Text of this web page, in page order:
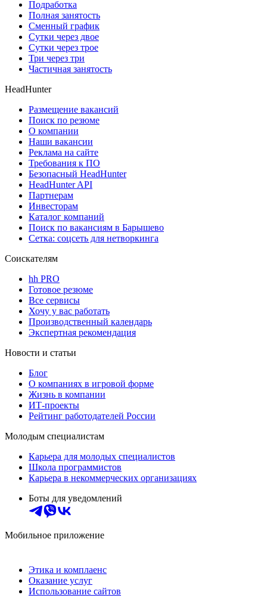
Подработка
Полная занятость
Сменный график
Сутки через двое
Сутки через трое
Три через три
Частичная занятость
HeadHunter
Размещение вакансий
Поиск по резюме
О компании
Наши вакансии
Реклама на сайте
Требования к ПО
Безопасный HeadHunter
HeadHunter API
Партнерам
Инвесторам
Каталог компаний
Поиск по вакансиям в Барышево
Сетка: соцсеть для нетворкинга
Соискателям
hh PRO
Готовое резюме
Все сервисы
Хочу у вас работать
Производственный календарь
Экспертная рекомендация
Новости и статьи
Блог
О компаниях в игровой форме
Жизнь в компании
ИТ-проекты
Рейтинг работодателей России
Молодым специалистам
Карьера для молодых специалистов
Школа программистов
Карьера в некоммерческих организациях
Боты для уведомлений
Мобильное приложение
Этика и комплаенс
Оказание услуг
Использование сайтов